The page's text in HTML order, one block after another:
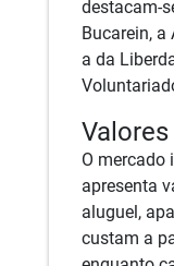
destacam-
Bucarein, a
a da
Valores
O mercado
apresenta
aluguel,
custam a